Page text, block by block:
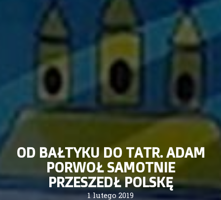
OD BAŁTYKU DO TATR. ADAM
PORWOŁ SAMOTNIE
PRZESZEDŁ POLSKĘ
1 lutego 2019